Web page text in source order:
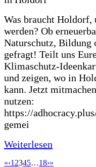
Was braucht
werden? Ob
Naturschutz, Bildung
gefragt! Teilt uns
Klimaschutz-
und zeigen, wo in
kann. Jetzt
nutzen:
https://
gemei
Weiterlesen
«‹1 2345…18›»